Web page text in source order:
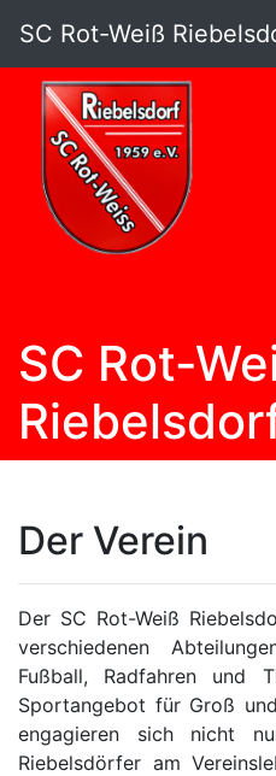
SC Rot-Weiß
SC Rot-
Der Verein
Der SC Rot-Weiß
verschiedenen
Fußball, Radfahren und
Sportangebot für Groß
engagieren sich nicht
Riebelsdörfer am